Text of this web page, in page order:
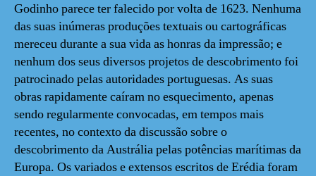
Godinho parece ter falecido por volta de 1623. Nenhuma
das suas inúmeras produções textuais ou cartográficas
mereceu durante a sua vida as honras da impressão; e
nenhum dos seus diversos projetos de descobrimento foi
patrocinado pelas autoridades portuguesas. As suas
obras rapidamente caíram no esquecimento, apenas
sendo regularmente convocadas, em tempos mais
recentes, no contexto da discussão sobre o
descobrimento da Austrália pelas potências marítimas da
Europa. Os variados e extensos escritos de Erédia foram